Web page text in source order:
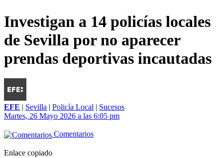
Investigan a 14 policías locales
de Sevilla por no aparecer
prendas deportivas incautadas
EFE | Sevilla | Policía Local | Sucesos
Martes, 26 Mayo 2026 a las 6:05 pm
Comentarios
Enlace copiado